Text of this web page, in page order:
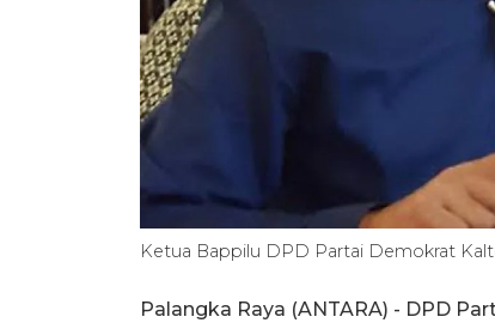
Ketua Bappilu DPD Partai Demokrat
Palangka Raya (ANTARA) - DPD